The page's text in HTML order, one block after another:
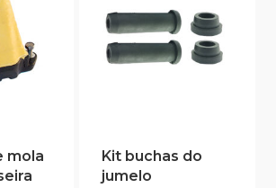
mola
Kit buchas do
jumelo